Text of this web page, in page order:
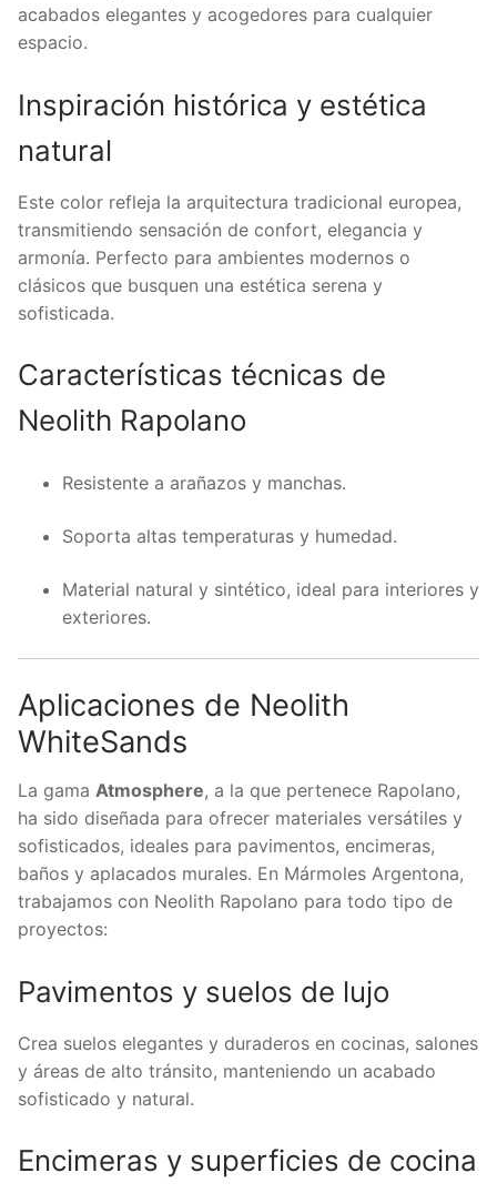
acabados elegantes y acogedores para cualquier
espacio.
Inspiración histórica y estética
natural
Este color refleja la arquitectura tradicional europea,
transmitiendo sensación de confort, elegancia y
armonía. Perfecto para ambientes modernos o
clásicos que busquen una estética serena y
sofisticada.
Características técnicas de
Neolith Rapolano
Resistente a arañazos y manchas.
Soporta altas temperaturas y humedad.
Material natural y sintético, ideal para interiores y
exteriores.
Aplicaciones de Neolith
WhiteSands
La gama Atmosphere, a la que pertenece Rapolano,
ha sido diseñada para ofrecer materiales versátiles y
sofisticados, ideales para pavimentos, encimeras,
baños y aplacados murales. En Mármoles Argentona,
trabajamos con Neolith Rapolano para todo tipo de
proyectos:
Pavimentos y suelos de lujo
Crea suelos elegantes y duraderos en cocinas, salones
y áreas de alto tránsito, manteniendo un acabado
sofisticado y natural.
Encimeras y superficies de cocina